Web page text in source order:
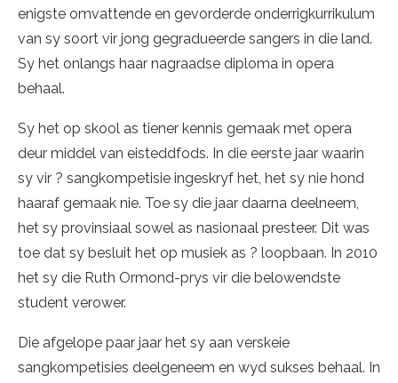
enigste omvattende en gevorderde onderrigkurrikulum
van sy soort vir jong gegradueerde sangers in die land.
Sy het onlangs haar nagraadse diploma in opera
behaal.
Sy het op skool as tiener kennis gemaak met opera
deur middel van eisteddfods. In die eerste jaar waarin
sy vir ? sangkompetisie ingeskryf het, het sy nie hond
haaraf gemaak nie. Toe sy die jaar daarna deelneem,
het sy provinsiaal sowel as nasionaal presteer. Dit was
toe dat sy besluit het op musiek as ? loopbaan. In 2010
het sy die Ruth Ormond-prys vir die belowendste
student verower.
Die afgelope paar jaar het sy aan verskeie
sangkompetisies deelgeneem en wyd sukses behaal. In